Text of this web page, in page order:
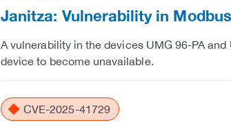
Janitza: Vulnerability in
A vulnerability in the devices UMG 96-PA
device to become unavailable.
CVE-2025-41729